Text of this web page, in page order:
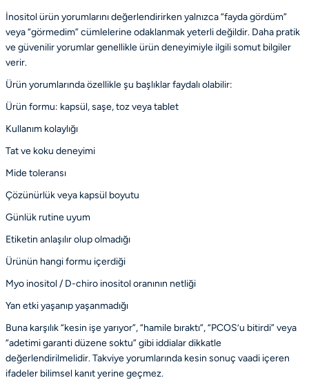
İnositol ürün yorumlarını değerlendirirken yalnızca “fayda gördüm”
veya “görmedim” cümlelerine odaklanmak yeterli değildir. Daha pratik
ve güvenilir yorumlar genellikle ürün deneyimiyle ilgili somut bilgiler
verir.
Ürün yorumlarında özellikle şu başlıklar faydalı olabilir:
Ürün formu: kapsül, saşe, toz veya tablet
Kullanım kolaylığı
Tat ve koku deneyimi
Mide toleransı
Çözünürlük veya kapsül boyutu
Günlük rutine uyum
Etiketin anlaşılır olup olmadığı
Ürünün hangi formu içerdiği
Myo inositol / D-chiro inositol oranının netliği
Yan etki yaşanıp yaşanmadığı
Buna karşılık “kesin işe yarıyor”, “hamile bıraktı”, “PCOS’u bitirdi” veya
“adetimi garanti düzene soktu” gibi iddialar dikkatle
değerlendirilmelidir. Takviye yorumlarında kesin sonuç vaadi içeren
ifadeler bilimsel kanıt yerine geçmez.